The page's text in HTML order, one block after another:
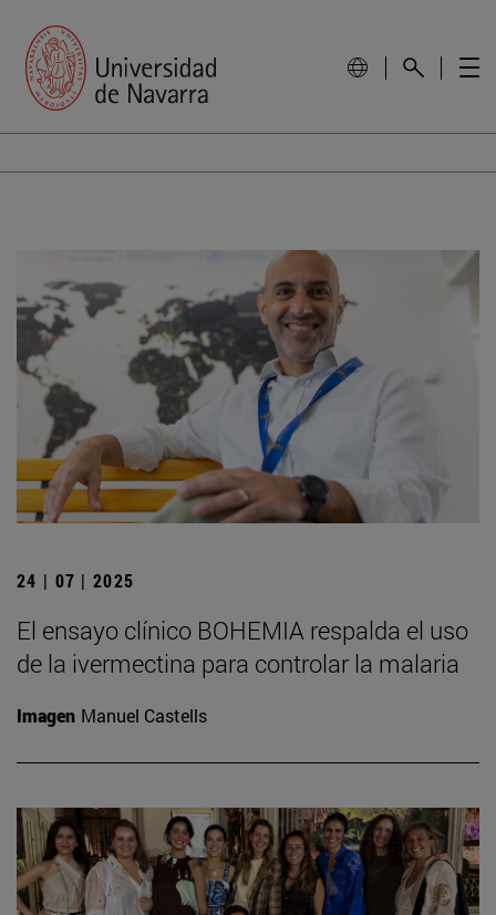
24 | 07 | 2025
El ensayo clínico BOHEMIA respalda el uso
de la ivermectina para controlar la malaria
Imagen Manuel Castells